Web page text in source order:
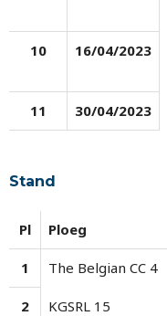
10 16/04/2023
11 30/04/2023
Stand
Pl Ploeg
1 The Belgian CC 4
2 KGSRL 15